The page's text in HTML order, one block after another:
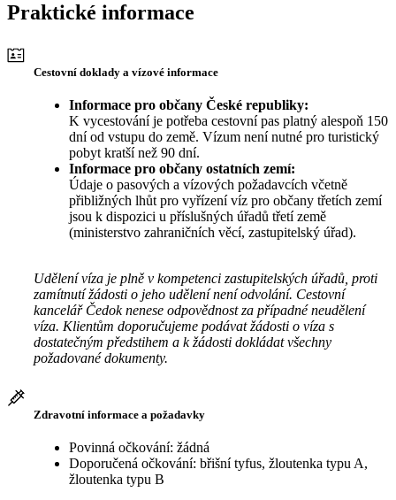
Praktické informace
Cestovní doklady a vízové informace
Informace pro občany České republiky:
K vycestování je potřeba cestovní pas platný alespoň 150
dní od vstupu do země. Vízum není nutné pro turistický
pobyt kratší než 90 dní.
Informace pro občany ostatních zemí:
Údaje o pasových a vízových požadavcích včetně
přibližných lhůt pro vyřízení víz pro občany třetích zemí
jsou k dispozici u příslušných úřadů třetí země
(ministerstvo zahraničních věcí, zastupitelský úřad).
Udělení víza je plně v kompetenci zastupitelských úřadů, proti
zamítnutí žádosti o jeho udělení není odvolání. Cestovní
kancelář Čedok nenese odpovědnost za případné neudělení
víza. Klientům doporučujeme podávat žádosti o víza s
dostatečným předstihem a k žádosti dokládat všechny
požadované dokumenty.
Zdravotní informace a požadavky
Povinná očkování: žádná
Doporučená očkování: břišní tyfus, žloutenka typu A,
žloutenka typu B